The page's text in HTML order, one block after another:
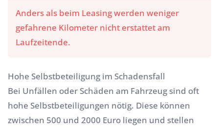
Anders als beim Leasing werden weniger
gefahrene Kilometer nicht erstattet am
Laufzeitende.
Hohe Selbstbeteiligung im Schadensfall
Bei Unfällen oder Schäden am Fahrzeug sind oft
hohe Selbstbeteiligungen nötig. Diese können
zwischen 500 und 2000 Euro liegen und stellen